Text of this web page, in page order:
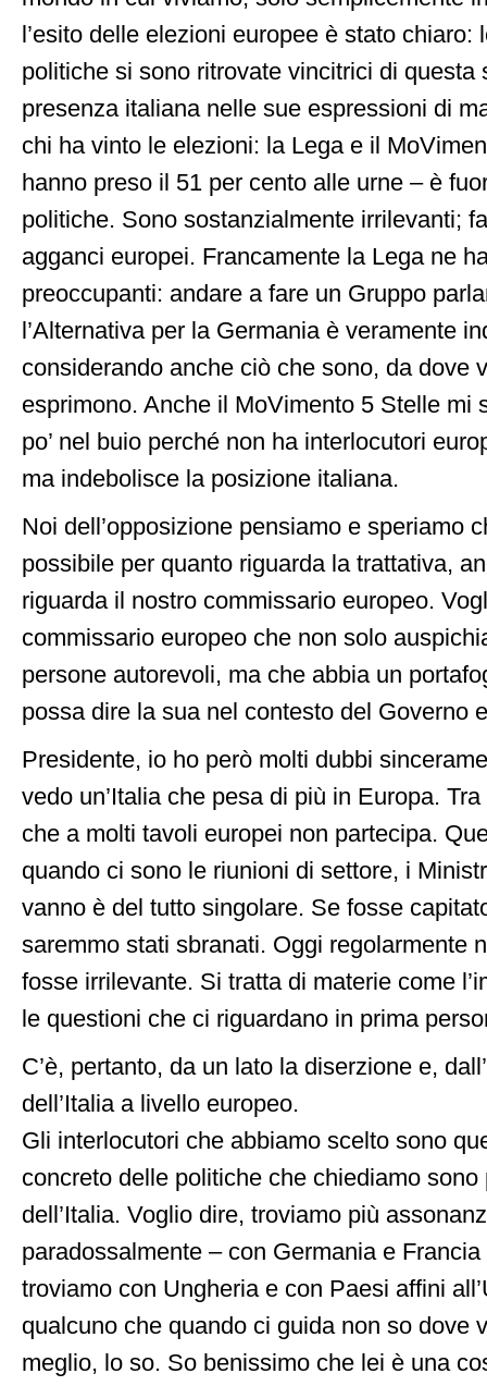
l’esito delle elezioni europee è stato chiaro:
politiche si sono ritrovate vincitrici di questa
presenza italiana nelle sue espressioni di
chi ha vinto le elezioni: la Lega e il
hanno preso il 51 per cento alle urne – è
politiche. Sono sostanzialmente irrilevanti;
agganci europei. Francamente la Lega ne
preoccupanti: andare a fare un Gruppo
l’Alternativa per la Germania è veramente
considerando anche ciò che sono, da dove
esprimono. Anche il MoVimento 5 Stelle mi
po’ nel buio perché non ha interlocutori
ma indebolisce la posizione italiana.
Noi dell’opposizione pensiamo e speriamo
possibile per quanto riguarda la trattativa,
riguarda il nostro commissario europeo.
commissario europeo che non solo
persone autorevoli, ma che abbia un
possa dire la sua nel contesto del Governo
Presidente, io ho però molti dubbi
vedo un’Italia che pesa di più in Europa. Tra
che a molti tavoli europei non partecipa.
quando ci sono le riunioni di settore, i
vanno è del tutto singolare. Se fosse
saremmo stati sbranati. Oggi regolarmente
fosse irrilevante. Si tratta di materie come
le questioni che ci riguardano in prima
C’è, pertanto, da un lato la diserzione e,
dell’Italia a livello europeo.
Gli interlocutori che abbiamo scelto sono
concreto delle politiche che chiediamo sono
dell’Italia. Voglio dire, troviamo più
paradossalmente – con Germania e
troviamo con Ungheria e con Paesi affini
qualcuno che quando ci guida non so dove
meglio, lo so. So benissimo che lei è una